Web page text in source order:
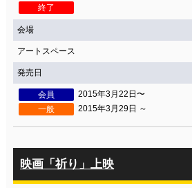
終了
会場
アートスペース
発売日
会員
2015年3月22日〜
一般
2015年3月29日 ～
映画「祈り」上映